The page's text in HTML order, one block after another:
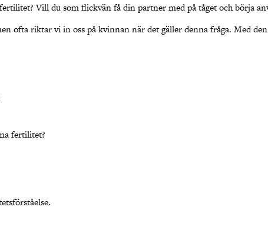
Vill du som flickvän få din partner med på tåget och börja
ofta riktar vi in oss på kvinnan när det gäller denna fråga. Med
fertilitet?